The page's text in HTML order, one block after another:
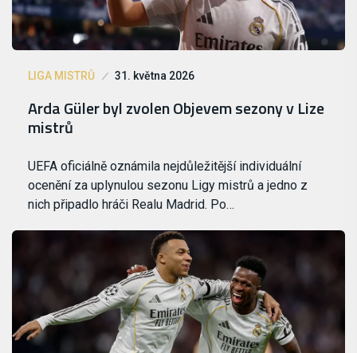
LIGA MISTRŮ 31. května 2026
Arda Güler byl zvolen Objevem sezony v Lize
mistrů
UEFA oficiálně oznámila nejdůležitější individuální
ocenění za uplynulou sezonu Ligy mistrů a jedno z
nich připadlo hráči Realu Madrid. Po…